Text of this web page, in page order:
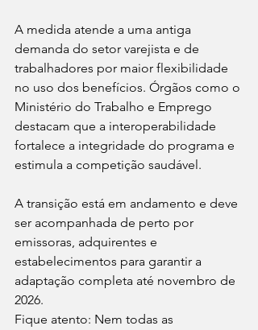
A medida atende a uma antiga
demanda do setor varejista e de
trabalhadores por maior flexibilidade
no uso dos benefícios. Órgãos como o
Ministério do Trabalho e Emprego
destacam que a interoperabilidade
fortalece a integridade do programa e
estimula a competição saudável.
A transição está em andamento e deve
ser acompanhada de perto por
emissoras, adquirentes e
estabelecimentos para garantir a
adaptação completa até novembro de
2026.
Fique atento: Nem todas as